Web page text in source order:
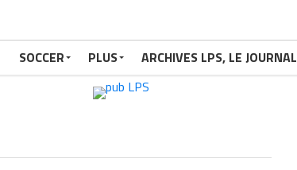
SOCCER PLUS ARCHIVES LPS, LE JOURNAL